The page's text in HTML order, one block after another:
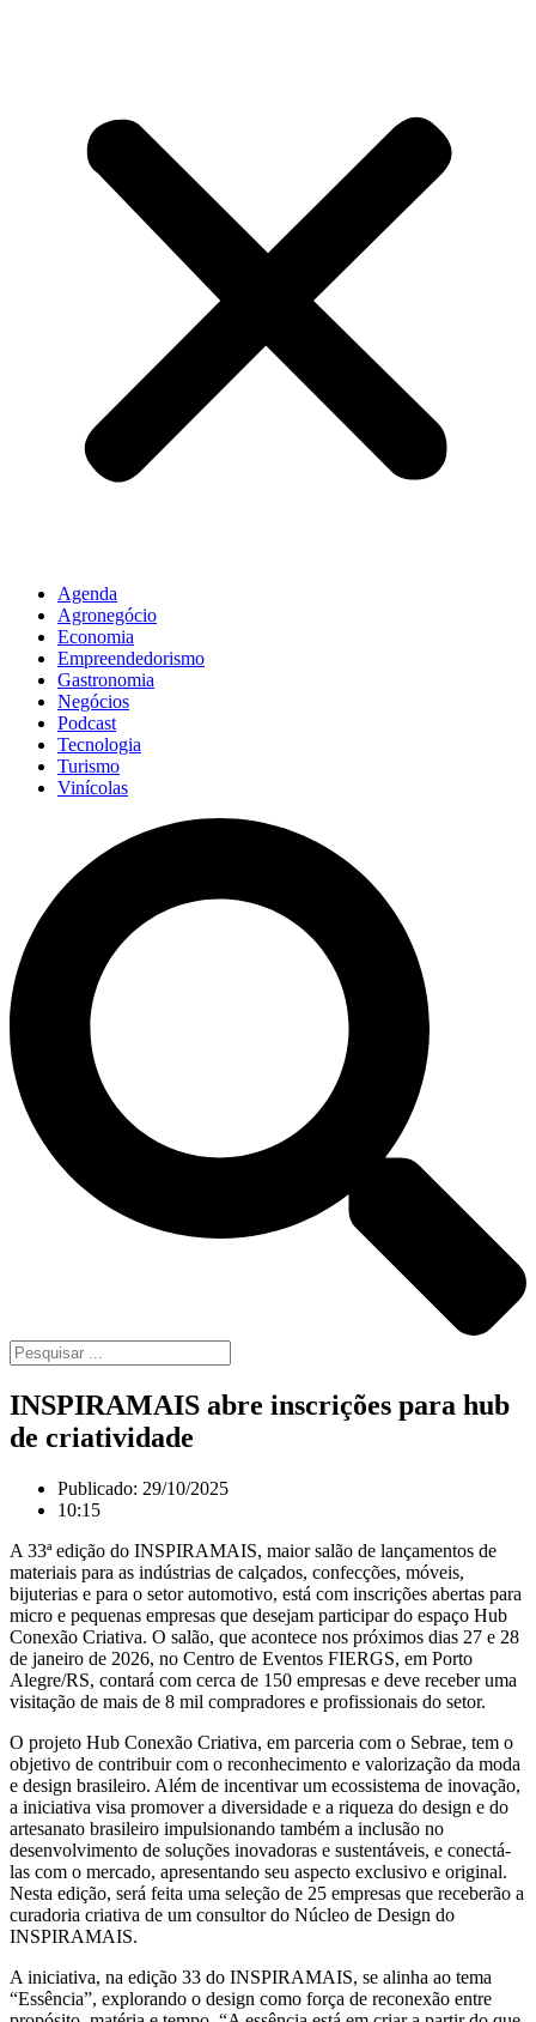
Agenda
Agronegócio
Economia
Empreendedorismo
Gastronomia
Negócios
Podcast
Tecnologia
Turismo
Vinícolas
INSPIRAMAIS abre inscrições para hub
de criatividade
Publicado: 29/10/2025
10:15
A 33ª edição do INSPIRAMAIS, maior salão de lançamentos de
materiais para as indústrias de calçados, confecções, móveis,
bijuterias e para o setor automotivo, está com inscrições abertas para
micro e pequenas empresas que desejam participar do espaço Hub
Conexão Criativa. O salão, que acontece nos próximos dias 27 e 28
de janeiro de 2026, no Centro de Eventos FIERGS, em Porto
Alegre/RS, contará com cerca de 150 empresas e deve receber uma
visitação de mais de 8 mil compradores e profissionais do setor.
O projeto Hub Conexão Criativa, em parceria com o Sebrae, tem o
objetivo de contribuir com o reconhecimento e valorização da moda
e design brasileiro. Além de incentivar um ecossistema de inovação,
a iniciativa visa promover a diversidade e a riqueza do design e do
artesanato brasileiro impulsionando também a inclusão no
desenvolvimento de soluções inovadoras e sustentáveis, e conectá-
las com o mercado, apresentando seu aspecto exclusivo e original.
Nesta edição, será feita uma seleção de 25 empresas que receberão a
curadoria criativa de um consultor do Núcleo de Design do
INSPIRAMAIS.
A iniciativa, na edição 33 do INSPIRAMAIS, se alinha ao tema
“Essência”, explorando o design como força de reconexão entre